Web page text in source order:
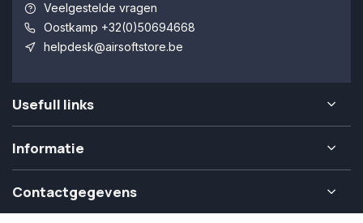
Veelgestelde vragen
Oostkamp +32(0)50694668
helpdesk@airsoftstore.be
Usefull links
Informatie
Contactgegevens